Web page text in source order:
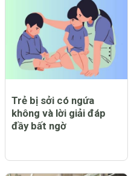
Trẻ bị sởi có ngứa
không và lời giải đáp
đầy bất ngờ